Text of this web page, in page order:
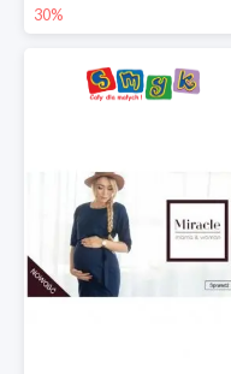
30%